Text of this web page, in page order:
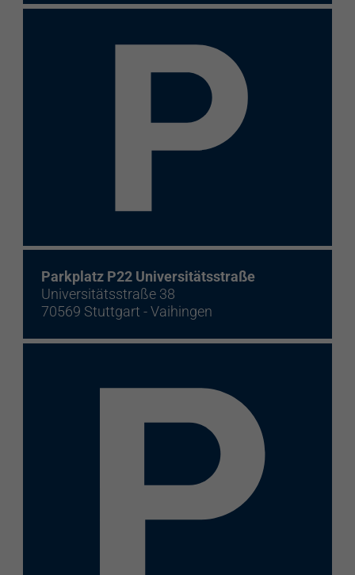
Parkplatz P22 Universitätsstraße
Universitätsstraße 38
70569 Stuttgart - Vaihingen